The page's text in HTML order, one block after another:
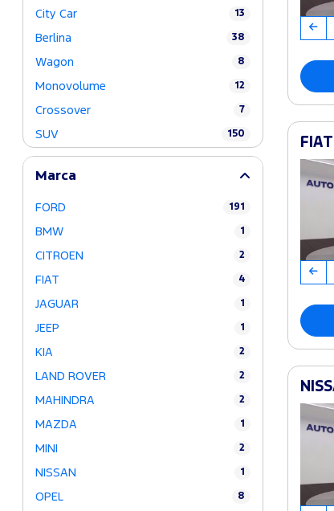
City Car 13
Berlina 38
Wagon 8
Monovolume 12
Crossover 7
SUV 150
Marca
FORD 191
BMW 1
CITROEN 2
FIAT 4
JAGUAR 1
JEEP 1
KIA 2
LAND ROVER 2
MAHINDRA 2
MAZDA 1
MINI 2
NISSAN 1
OPEL 8